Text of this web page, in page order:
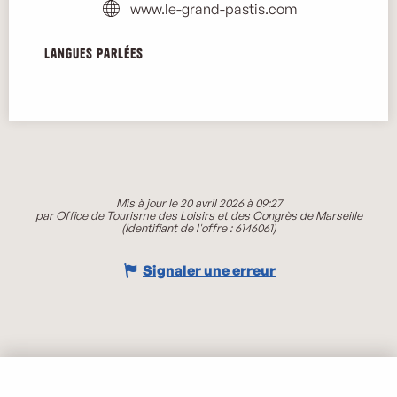
www.le-grand-pastis.com
Langues parlées
Langues parlées
Mis à jour le 20 avril 2026 à 09:27
par Office de Tourisme des Loisirs et des Congrès de Marseille
(Identifiant de l'offre :6146061)
Signaler une erreur